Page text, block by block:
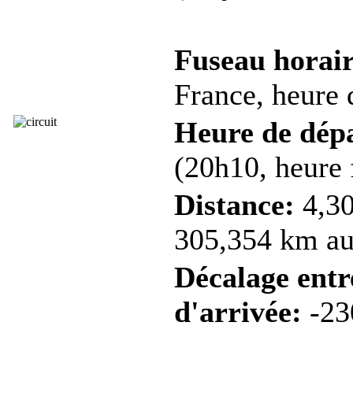
Fuseau
France, heure
Heure de
(20h10, heure
Distance:
305,354 km
Décalage
d'arrivée: -